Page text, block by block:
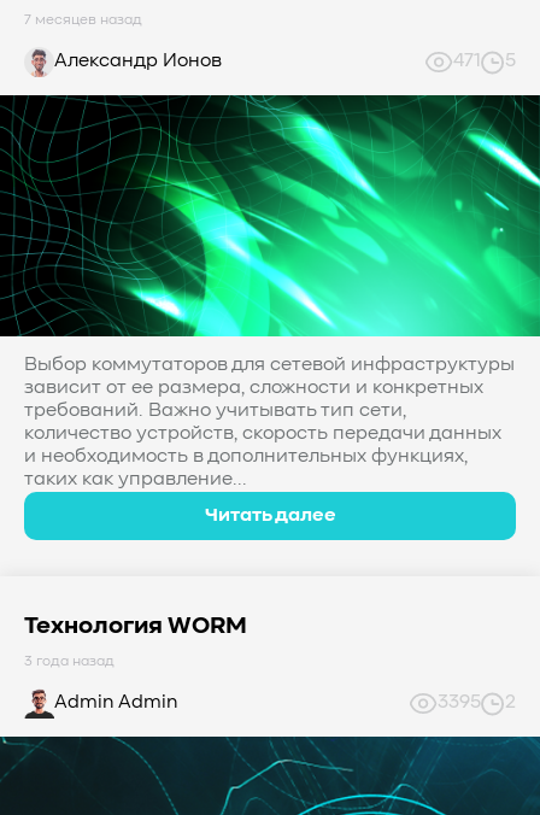
7 месяцев назад
Александр Ионов 471 5
Выбор коммутаторов для сетевой инфраструктуры
зависит от ее размера, сложности и конкретных
требований. Важно учитывать тип сети,
количество устройств, скорость передачи данных
и необходимость в дополнительных функциях,
таких как управление...
Читать далее
Технология WORM
3 года назад
Admin Admin 3395 2